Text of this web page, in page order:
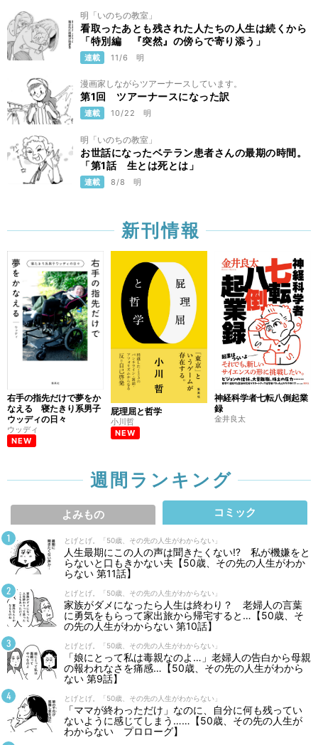
明「いのちの教室」
看取ったあとも残された人たちの人生は続くから
「特別編 『突然』の傍らで寄り添う」
連載 11/6 明
漫画家しながらツアーナースしています。
第1回 ツアーナースになった訳
連載 10/22 明
明「いのちの教室」
お世話になったベテラン患者さんの最期の時間。
「第1話 生とは死とは」
連載 8/8 明
新刊情報
右手の指先だけで夢をか
なえる 寝たきり系男子
ウッディの日々
ウッディ
NEW
屁理屈と哲学
小川哲
NEW
神経科学者七転八倒起業
録
金井良太
週間ランキング
よみもの コミック
とげとげ。「50歳、その先の人生がわからない」
人生最期にこの人の声は聞きたくない⁉ 私が機嫌をと
らないと口もきかない夫【50歳、その先の人生がわか
らない 第11話】
とげとげ。「50歳、その先の人生がわからない」
家族がダメになったら人生は終わり？ 老婦人の言葉
に勇気をもらって家出旅から帰宅すると…【50歳、そ
の先の人生がわからない 第10話】
とげとげ。「50歳、その先の人生がわからない」
「娘にとって私は毒親なのよ…」老婦人の告白から母親
の報われなさを痛感…【50歳、その先の人生がわから
ない 第9話】
とげとげ。「50歳、その先の人生がわからない」
「ママが終わっただけ」なのに、自分に何も残ってい
ないように感じてしまう……【50歳、その先の人生が
わからない プロローグ】